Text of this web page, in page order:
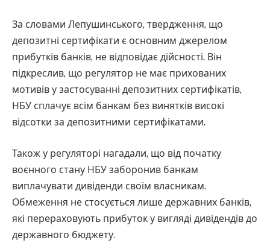
За словами Лепушинського, твердження, що
депозитні сертифікати є основним джерелом
прибутків банків, не відповідає дійсності. Він
підкреслив, що регулятор не має прихованих
мотивів у застосуванні депозитних сертифікатів,
НБУ сплачує всім банкам без винятків високі
відсотки за депозитними сертифікатами.
Також у регуляторі нагадали, що від початку
воєнного стану НБУ заборонив банкам
виплачувати дивіденди своїм власникам.
Обмеження не стосується лише державних банків,
які перераховують прибуток у вигляді дивідендів до
державного бюджету.